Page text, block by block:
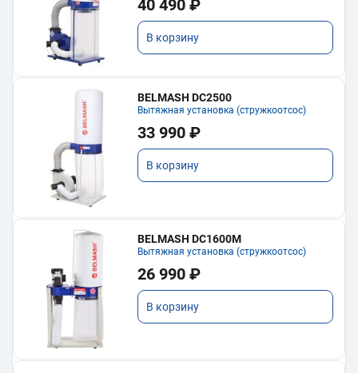
40 490 ₽
В корзину
BELMASH DC2500
Вытяжная установка (стружкоотсос)
33 990 ₽
В корзину
BELMASH DC1600M
Вытяжная установка (стружкоотсос)
26 990 ₽
В корзину